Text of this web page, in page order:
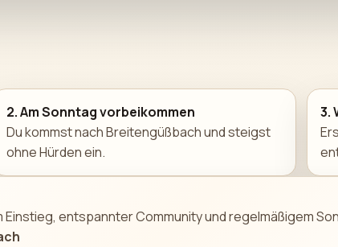
2. Am Sonntag vorbeikommen
Du kommst nach Breitengüßbach und steigst
ohne Hürden ein.
3.
Einstieg, entspannter Community und regelmäßigem